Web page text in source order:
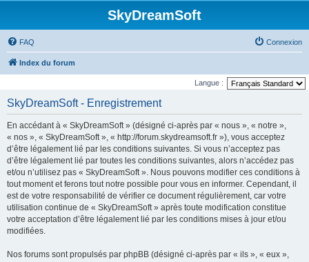
SkyDreamSoft
FAQ Connexion
Index du forum
Langue :
SkyDreamSoft - Enregistrement
En accédant à « SkyDreamSoft » (désigné ci-après par « nous », « notre »,
« nos », « SkyDreamSoft », « http://forum.skydreamsoft.fr »), vous acceptez
d’être légalement lié par les conditions suivantes. Si vous n’acceptez pas
d’être légalement lié par toutes les conditions suivantes, alors n’accédez pas
et/ou n’utilisez pas « SkyDreamSoft ». Nous pouvons modifier ces conditions à
tout moment et ferons tout notre possible pour vous en informer. Cependant, il
est de votre responsabilité de vérifier ce document régulièrement, car votre
utilisation continue de « SkyDreamSoft » après toute modification constitue
votre acceptation d’être légalement lié par les conditions mises à jour et/ou
modifiées.
Nos forums sont propulsés par phpBB (désigné ci-après par « ils », « eux »,